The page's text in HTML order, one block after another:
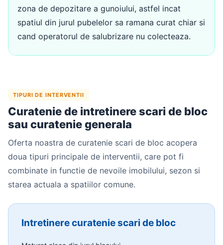
zona de depozitare a gunoiului, astfel incat
spatiul din jurul pubelelor sa ramana curat chiar si
cand operatorul de salubrizare nu colecteaza.
TIPURI DE INTERVENTII
Curatenie de intretinere scari de bloc
sau curatenie generala
Oferta noastra de curatenie scari de bloc acopera
doua tipuri principale de interventii, care pot fi
combinate in functie de nevoile imobilului, sezon si
starea actuala a spatiilor comune.
Intretinere curatenie scari de bloc